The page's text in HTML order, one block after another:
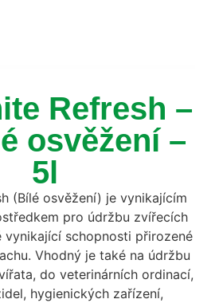
Refresh –
osvěžení –
5l
(Bílé osvěžení) je vynikajícím
pro údržbu zvířecích
schopnosti přirozené
Vhodný je také na údržbu
do veterinárních ordinací,
hygienických zařízení,